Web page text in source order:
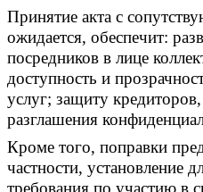
Принятие акта с
ожидается, обеспечит:
посредников в лице
доступность и
услуг; защиту
разглашения
Кроме того, поправки
частности, установление
требования по участию в